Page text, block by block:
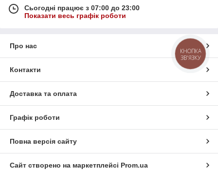
Сьогодні працює з 07:00 до 23:00
Показати весь графік роботи
Про нас
Контакти
Доставка та оплата
Графік роботи
Повна версія сайту
Сайт створено на маркетплейсі Prom.ua
КНОПКА
ЗВ'ЯЗКУ